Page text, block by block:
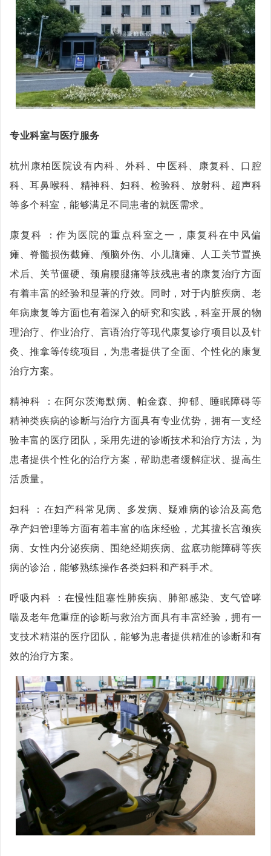
专业科室与医疗服务
杭州康柏医院设有内科、外科、中医科、康复科、口腔
科、耳鼻喉科、精神科、妇科、检验科、放射科、超声科
等多个科室，能够满足不同患者的就医需求。
康复科 ：作为医院的重点科室之一，康复科在中风偏
瘫、脊髓损伤截瘫、颅脑外伤、小儿脑瘫、人工关节置换
术后、关节僵硬、颈肩腰腿痛等肢残患者的康复治疗方面
有着丰富的经验和显著的疗效。同时，对于内脏疾病、老
年病康复等方面也有着深入的研究和实践，科室开展的物
理治疗、作业治疗、言语治疗等现代康复诊疗项目以及针
灸、推拿等传统项目，为患者提供了全面、个性化的康复
治疗方案。
精神科 ：在阿尔茨海默病、帕金森、抑郁、睡眠障碍等
精神类疾病的诊断与治疗方面具有专业优势，拥有一支经
验丰富的医疗团队，采用先进的诊断技术和治疗方法，为
患者提供个性化的治疗方案，帮助患者缓解症状、提高生
活质量。
妇科 ：在妇产科常见病、多发病、疑难病的诊治及高危
孕产妇管理等方面有着丰富的临床经验，尤其擅长宫颈疾
病、女性内分泌疾病、围绝经期疾病、盆底功能障碍等疾
病的诊治，能够熟练操作各类妇科和产科手术。
呼吸内科 ：在慢性阻塞性肺疾病、肺部感染、支气管哮
喘及老年危重症的诊断与救治方面具有丰富经验，拥有一
支技术精湛的医疗团队，能够为患者提供精准的诊断和有
效的治疗方案。